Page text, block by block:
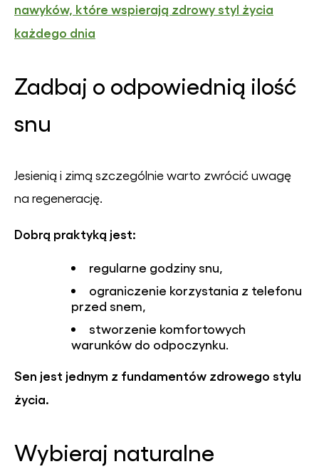
nawyków, które wspierają zdrowy styl życia
każdego dnia
Zadbaj o odpowiednią ilość
snu
Jesienią i zimą szczególnie warto zwrócić uwagę
na regenerację.
Dobrą praktyką jest:
regularne godziny snu,
ograniczenie korzystania z telefonu
przed snem,
stworzenie komfortowych
warunków do odpoczynku.
Sen jest jednym z fundamentów zdrowego stylu
życia.
Wybieraj naturalne